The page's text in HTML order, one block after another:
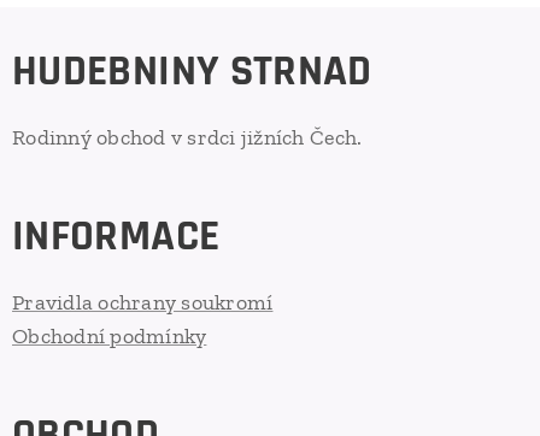
HUDEBNINY STRNAD
Rodinný obchod v srdci jižních Čech.
INFORMACE
Pravidla ochrany soukromí
Obchodní podmínky